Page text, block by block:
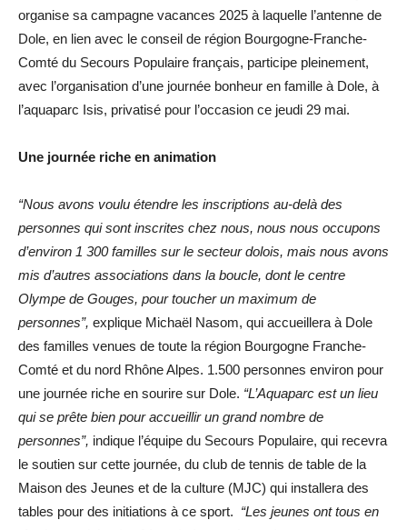
organise sa campagne vacances 2025 à laquelle l’antenne de
Dole, en lien avec le conseil de région Bourgogne-Franche-
Comté du Secours Populaire français, participe pleinement,
avec l’organisation d’une journée bonheur en famille à Dole, à
l’aquaparc Isis, privatisé pour l’occasion ce jeudi 29 mai.
Une journée riche en animation
“Nous avons voulu étendre les inscriptions au-delà des
personnes qui sont inscrites chez nous, nous nous occupons
d’environ 1 300 familles sur le secteur dolois, mais nous avons
mis d’autres associations dans la boucle, dont le centre
Olympe de Gouges, pour toucher un maximum de
personnes”, explique Michaël Nasom, qui accueillera à Dole
des familles venues de toute la région Bourgogne Franche-
Comté et du nord Rhône Alpes. 1.500 personnes environ pour
une journée riche en sourire sur Dole. “L’Aquaparc est un lieu
qui se prête bien pour accueillir un grand nombre de
personnes”, indique l’équipe du Secours Populaire, qui recevra
le soutien sur cette journée, du club de tennis de table de la
Maison des Jeunes et de la culture (MJC) qui installera des
tables pour des initiations à ce sport. “Les jeunes ont tous en